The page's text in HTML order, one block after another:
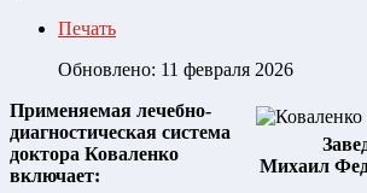
Печать
Обновлено: 11 февраля 2026
Михаил
Применяемая лечебно-
диагностическая система
доктора Коваленко
включает: